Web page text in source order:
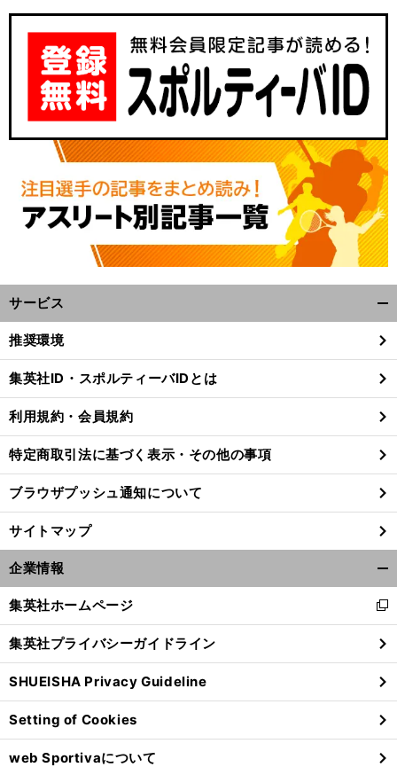
。
、
む
サービス
閉
る
推奨環境
集英社ID・スポルティーバIDとは
利用規約・会員規約
特定商取引法に基づく表示・その他の事項
ブラウザプッシュ通知について
サイトマップ
企業情報
閉
る
集英社ホームページ
新
し
い
ウ
ィ
ン
ド
ウ
で
集英社プライバシーガイドライン
SHUEISHA Privacy Guideline
Setting of Cookies
web Sportivaについて